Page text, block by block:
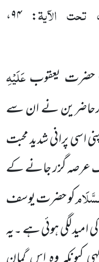
الآیۃ
: ۹۴،
حضرت یعقوبعَلَیْہِ
نے ان سے
اسی پرانی شدید محبت
عرصہ گزر جانے کے
کو حضرت یوسف
امید لگی ہوئی ہے ۔یہ